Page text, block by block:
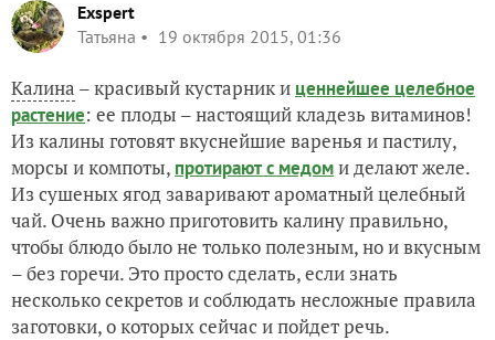
Exspert
Татьяна
19 октября 2015, 01:36
Калина – красивый кустарник и ценнейшее целебное
растение: ее плоды – настоящий кладезь витаминов!
Из калины готовят вкуснейшие варенья и пастилу,
морсы и компоты, протирают с медоми делают желе.
Из сушеных ягод заваривают ароматный целебный
чай. Очень важно приготовить калину правильно,
чтобы блюдо было не только полезным, но и вкусным
– без горечи. Это просто сделать, если знать
несколько секретов и соблюдать несложные правила
заготовки, о которых сейчас и пойдет речь.